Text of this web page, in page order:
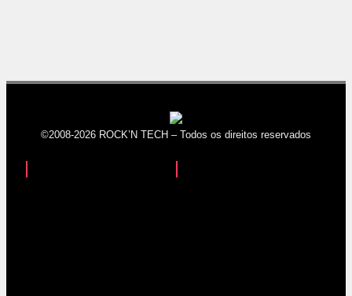
©2008-2026 ROCK’N TECH – Todos os direitos reservados